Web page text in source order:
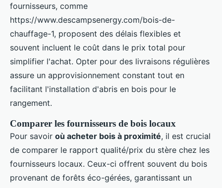
fournisseurs, comme
https://www.descampsenergy.com/bois-de-
chauffage-1, proposent des délais flexibles et
souvent incluent le coût dans le prix total pour
simplifier l'achat. Opter pour des livraisons régulières
assure un approvisionnement constant tout en
facilitant l'installation d'abris en bois pour le
rangement.
Comparer les fournisseurs de bois locaux
Pour savoir où acheter bois à proximité, il est crucial
de comparer le rapport qualité/prix du stère chez les
fournisseurs locaux. Ceux-ci offrent souvent du bois
provenant de forêts éco-gérées, garantissant un